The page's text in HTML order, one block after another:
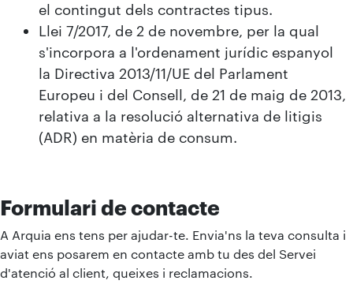
el contingut dels contractes tipus.
Llei 7/2017, de 2 de novembre, per la qual
s'incorpora a l'ordenament jurídic espanyol
la Directiva 2013/11/UE del Parlament
Europeu i del Consell, de 21 de maig de 2013,
relativa a la resolució alternativa de litigis
(ADR) en matèria de consum.
Formulari de contacte
A Arquia ens tens per ajudar-te. Envia'ns la teva consulta i
aviat ens posarem en contacte amb tu des del Servei
d'atenció al client, queixes i reclamacions.